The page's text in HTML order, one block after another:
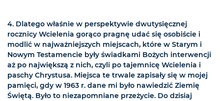
4. Dlatego właśnie w perspektywie dwutysięcznej
rocznicy Wcielenia gorąco pragnę udać się osobiście i
modlić w najważniejszych miejscach, które w Starym i
Nowym Testamencie były świadkami Bożych interwencji
aż po największą z nich, czyli po tajemnicę Wcielenia i
paschy Chrystusa. Miejsca te trwale zapisały się w mojej
pamięci, gdy w 1963 r. dane mi było nawiedzić Ziemię
Świętą. Było to niezapomniane przeżycie. Do dzisiaj